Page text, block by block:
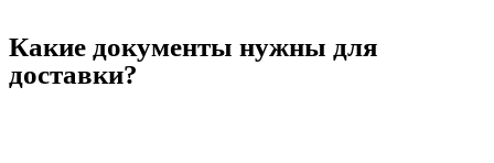
Какие документы нужны для
доставки?